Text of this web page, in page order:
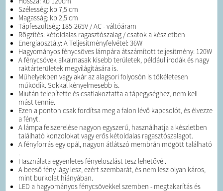
Szélesség: kb 7,5 cm
Magasság: kb 2,5 cm
Tápfeszültség: 185-265V / AC - váltóáram
Rögzítés: kétoldalas ragasztószalag / csatok a készletben
Energiaosztály: A Teljesítményfelvétel: 36W
Hagyományos fénycsöves lámpára átszámított teljesítmény: 120W
A fénycsövek alkalmasak kisebb területek, például irodák és nagy
raktárterületek megvilágítására is.
Műhelyekben vagy akár az alagsori folyosón is tökéletesen
működik. Sokkal kényelmesebb is.
Miután telepítette és csatlakoztatta a tápegységhez, nem kell
mást tennie.
Ezen a ponton csak fordítsa meg a falon lévő kapcsolót, és élvezze
a fényt.
A lámpa felszerelése nagyon egyszerű, használhatja a készletben
található konzolokat vagy erős kétoldalas ragasztószalagot.
A fényforrás egy opál, nagyon átlátszó membrán mögött található
.
Használata egyenletes fényeloszlást tesz lehetővé .
A beeső fény lágy lesz, ezért szembarát, és nem lesz olyan káros,
mint burkolat hiányában.
LED a hagyományos fénycsövekkel szemben - megtakarítás és